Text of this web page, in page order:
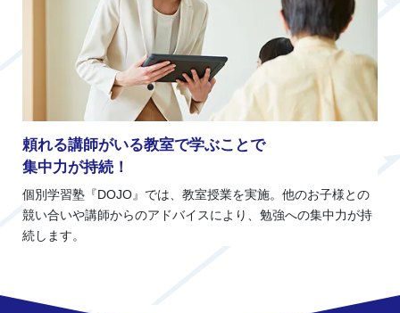
頼れる講師がいる教室で学ぶことで
集中力が持続！
個別学習塾『DOJO』では、教室授業を実施。他のお子様との
競い合いや講師からのアドバイスにより、勉強への集中力が持
続します。